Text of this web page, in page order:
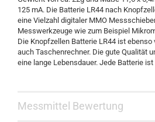
125 mA. Die Batterie LR44 nach
eine Vielzahl digitaler MMO
Messwerkzeuge wie zum Beispiel
Die Knopfzellen Batterie LR44 ist ebenso
auch Taschenrechner. Die gute Qualität
eine lange Lebensdauer. Jede Batterie
Messmittel Bewertung